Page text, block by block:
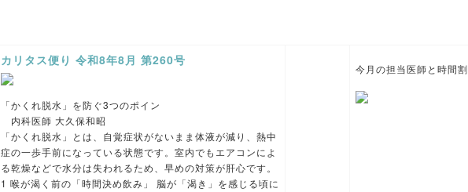
カリタス便り 令和8年8月 第260号
「かくれ脱水」を防ぐ3つのポイン
内科医師 大久保和昭
「かくれ脱水」とは、自覚症状がないまま体液が減り、熱中
症の一歩手前になっている状態です。室内でもエアコンによ
る乾燥などで水分は失われるため、早めの対策が肝心です。
1 喉が渴く前の「時間決め飲み」 脳が「渴き」を感じる頃に
今月の担当医師と時間割